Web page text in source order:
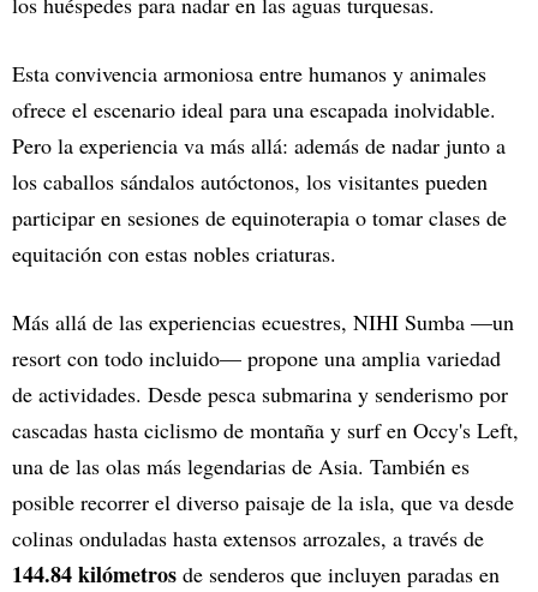
Esta convivencia armoniosa entre humanos y animales
ofrece el escenario ideal para una escapada inolvidable.
Pero la experiencia va más allá: además de nadar junto a
los caballos sándalos autóctonos, los visitantes pueden
participar en sesiones de equinoterapia o tomar clases de
equitación con estas nobles criaturas.
Más allá de las experiencias ecuestres, NIHI Sumba —un
resort con todo incluido— propone una amplia variedad
de actividades. Desde pesca submarina y senderismo por
cascadas hasta ciclismo de montaña y surf en Occy's Left,
una de las olas más legendarias de Asia. También es
posible recorrer el diverso paisaje de la isla, que va desde
colinas onduladas hasta extensos arrozales, a través de
144.84 kilómetros de senderos que incluyen paradas en